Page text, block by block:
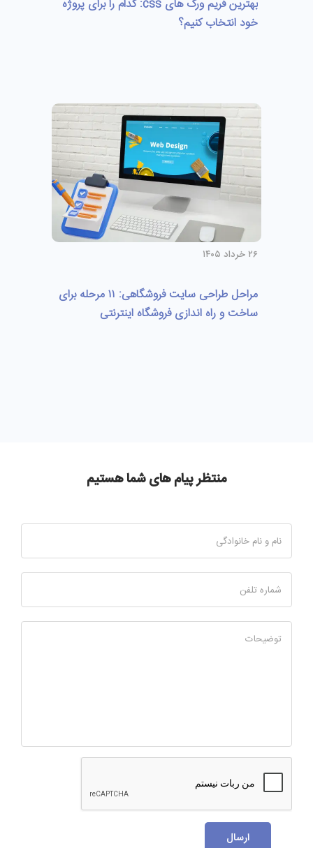
بهترین فریم ورک های css: کدام را برای پروژه
خود انتخاب کنیم؟
۲۶ خرداد ۱۴۰۵
مراحل طراحی سایت فروشگاهی: ۱۱ مرحله برای
ساخت و راه اندازی فروشگاه اینترنتی
منتظر پیام های شما هستیم
نام و نام خانوادگی
شماره تلفن
توضیحات
ارسال